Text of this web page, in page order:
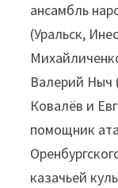
ансамбль
(Уральск,
Валерий Ныч
Ковалёв и
помощник
казачьей